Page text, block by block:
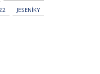
JESENÍKY